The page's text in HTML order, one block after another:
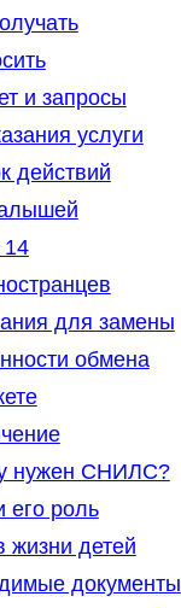
и запросы
услуги
действий
для замены
обмена
нужен СНИЛС?
роль
детей
документы